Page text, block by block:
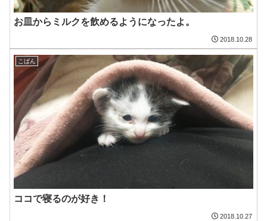
お皿からミルクを飲めるようになったよ。
2018.10.28
こばん
ココで寝るのが好き！
2018.10.27